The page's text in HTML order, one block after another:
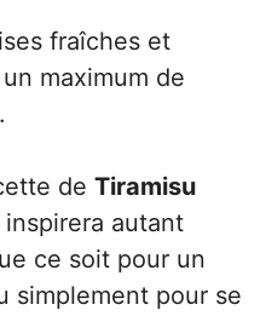
fraîches et
maximum de
de Tiramisu
autant
ce soit pour un
simplement pour se